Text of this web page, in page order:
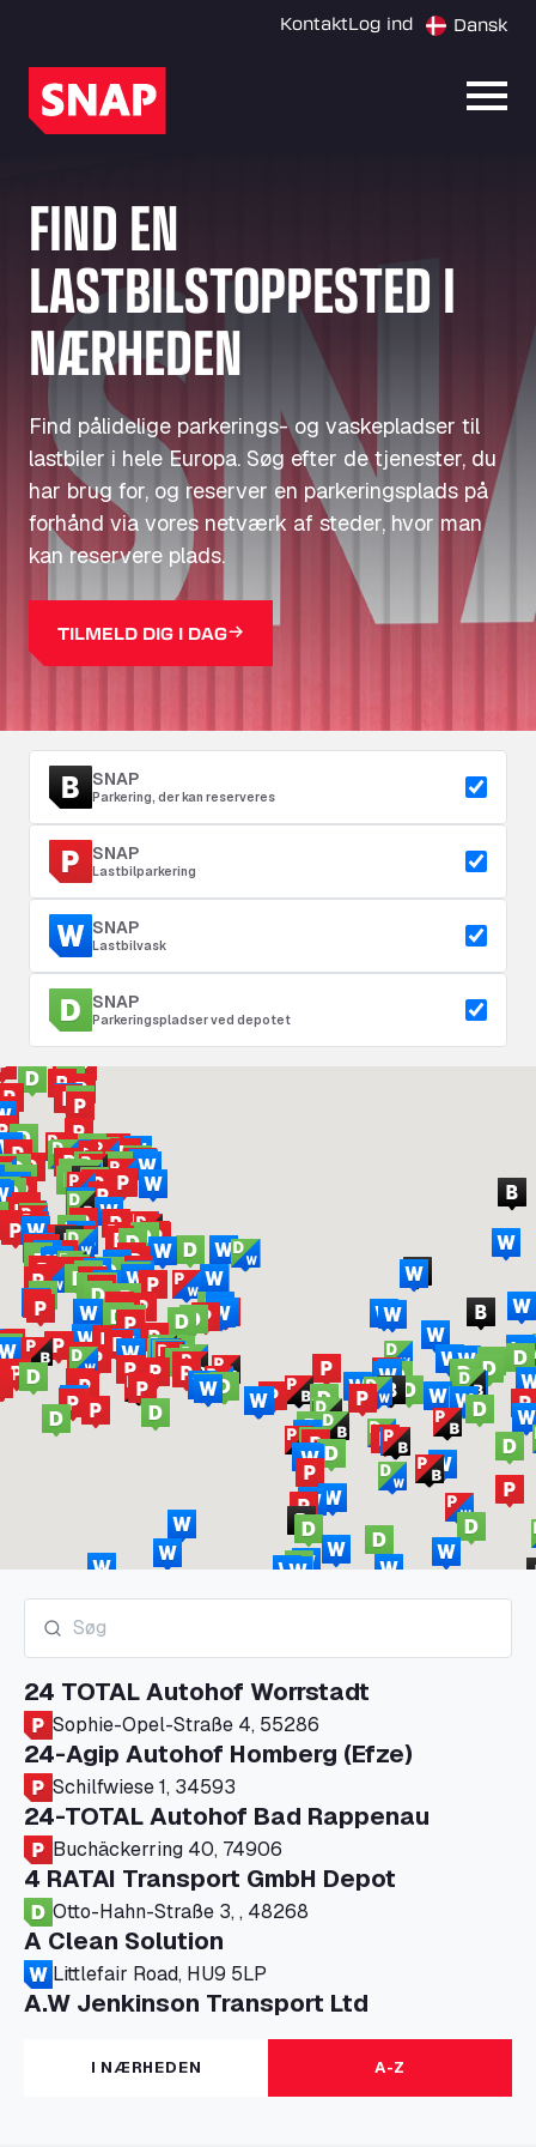
KontaktLog ind Dansk
FIND EN
LASTBILSTOPPESTED I
NÆRHEDEN
Find pålidelige parkerings- og vaskepladser til
lastbiler i hele Europa. Søg efter de tjenester, du
har brug for, og reserver en parkeringsplads på
forhånd via vores netværk af steder, hvor man
kan reservere plads.
TILMELD DIG I DAG
SNAP
Parkering, der kan reserveres
SNAP
Lastbilparkering
SNAP
Lastbilvask
SNAP
Parkeringspladser ved depotet
24 TOTAL Autohof Worrstadt
Sophie-Opel-Straße 4, 55286
24-Agip Autohof Homberg (Efze)
Schilfwiese 1, 34593
24-TOTAL Autohof Bad Rappenau
Buchäckerring 40, 74906
4 RATAI Transport GmbH Depot
Otto-Hahn-Straße 3, , 48268
A Clean Solution
Littlefair Road, HU9 5LP
A.W Jenkinson Transport Ltd
Progress House, ME11 5GA
A+G Nettetal - Depot Parking
Am Panneschopp 7, 41334
I NÆRHEDEN A-Z